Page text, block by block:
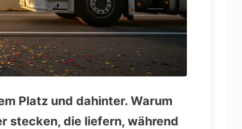
Platz und dahinter. Warum
stecken, die liefern, während